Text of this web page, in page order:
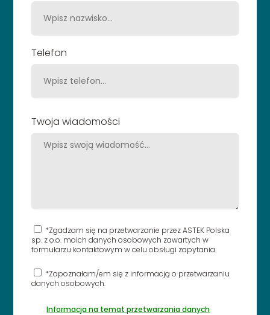
Telefon
Twoja wiadomości
*Zgadzam się na przetwarzanie przez ASTEK Polska
sp. z o.o. moich danych osobowych zawartych w
formularzu kontaktowym w celu obsługi zapytania.
*Zapoznałam/em się z informacją o przetwarzaniu
danych osobowych.
Informacja na temat przetwarzania danych